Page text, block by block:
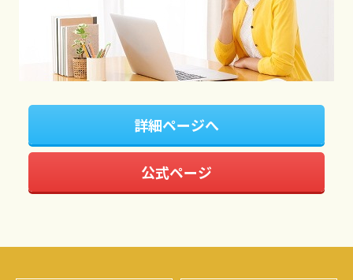
詳細ページへ
公式ページ